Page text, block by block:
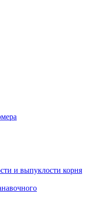
и выпуклости корня